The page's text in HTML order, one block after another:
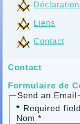
Liens
Contact
Contact
Formulaire de
Send an Email
* Required field
Nom *